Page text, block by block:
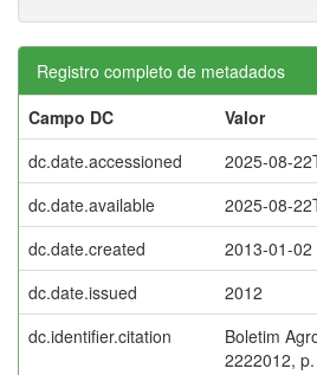
Registro completo de metadados
Campo DC
Valor
dc.date.accessioned
2025-08-
dc.date.available
2025-08-
dc.date.created
2013-01-02
dc.date.issued
2012
dc.identifier.citation
Boletim
2222012,